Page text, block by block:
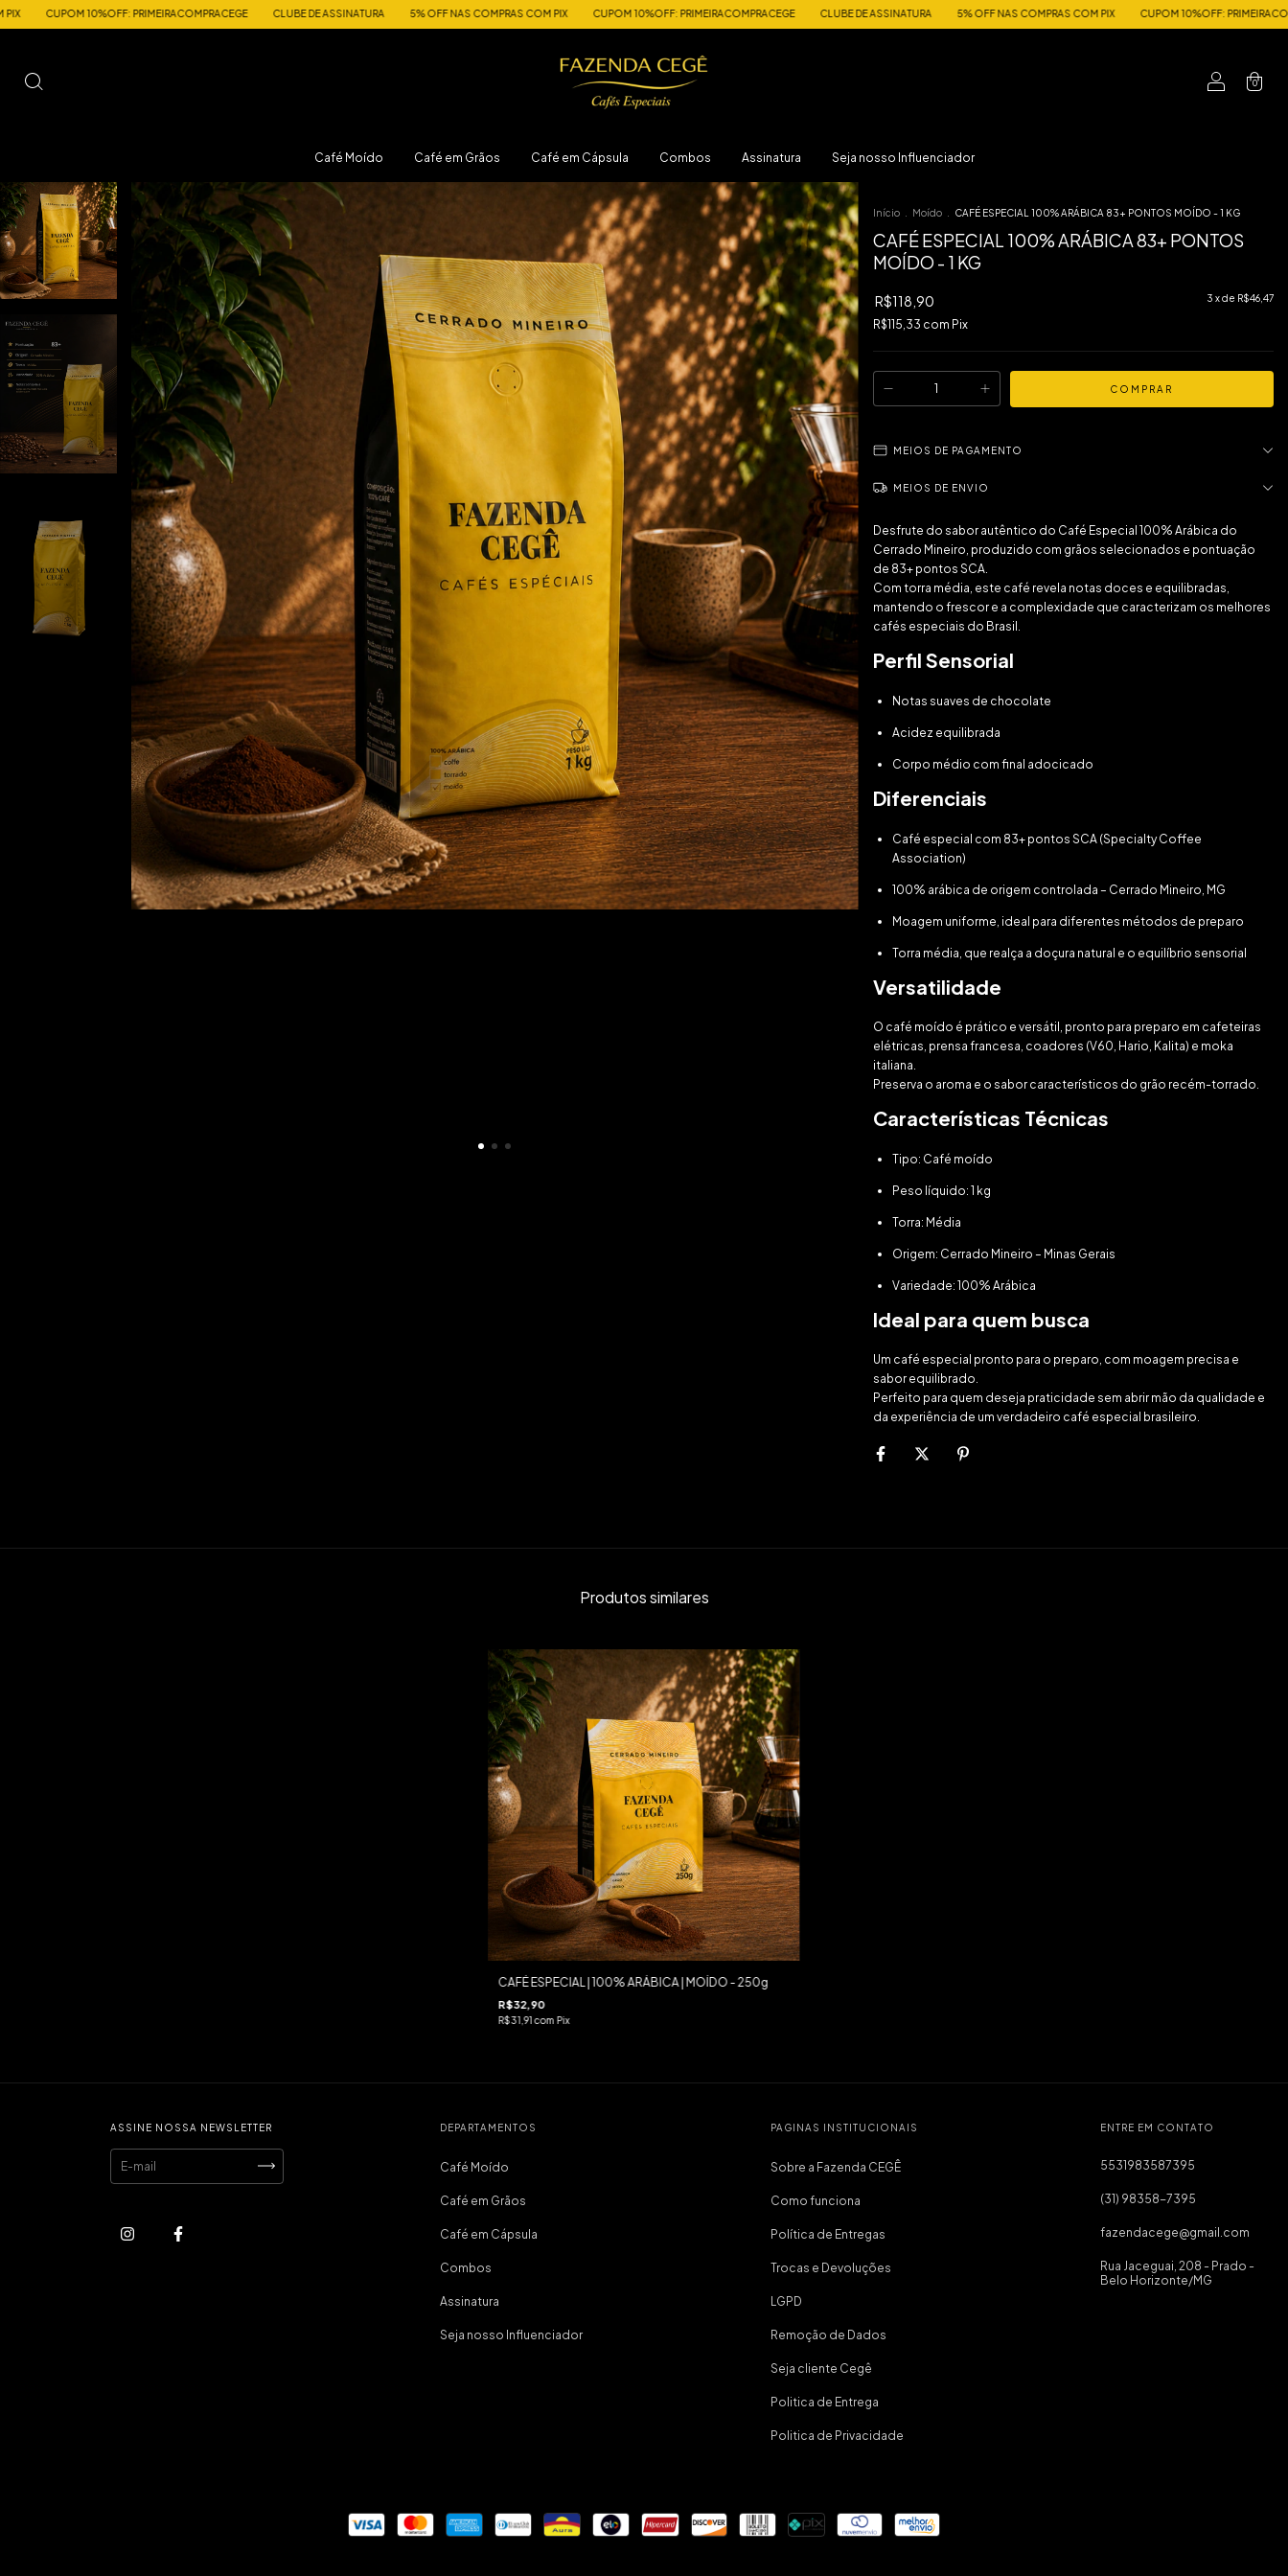
PRIMEIRACOMPRACEGE CLUBE DE ASSINATURA 5% OFF NAS COMPRAS COM PIX CUPOM 10%OFF: PRIMEIRACOMPRACEGE CLUBE DE ASSINATURA 5% OFF NAS COMPRAS COM PIX CUPOM 10%OFF: PRIMEIRACOMPRACEGE
0
Café Moído Café em Grãos Café em Cápsula Combos Assinatura Seja nosso Influenciador
Início Moído CAFÉ ESPECIAL 100% ARÁBICA 83+ PONTOS MOÍDO - 1 KG
CAFÉ ESPECIAL 100% ARÁBICA 83+ PONTOS
MOÍDO - 1 KG
R$118,90 3 x de R$46,47
R$115,33 com Pix
MEIOS DE PAGAMENTO
MEIOS DE ENVIO
Desfrute do sabor autêntico do Café Especial 100% Arábica do
Cerrado Mineiro, produzido com grãos selecionados e pontuação
de 83+ pontos SCA.
Com torra média, este café revela notas doces e equilibradas,
mantendo o frescor e a complexidade que caracterizam os melhores
cafés especiais do Brasil.
Perfil Sensorial
Notas suaves de chocolate
Acidez equilibrada
Corpo médio com final adocicado
Diferenciais
Café especial com 83+ pontos SCA (Specialty Coffee
Association)
100% arábica de origem controlada – Cerrado Mineiro, MG
Moagem uniforme, ideal para diferentes métodos de preparo
Torra média, que realça a doçura natural e o equilíbrio sensorial
Versatilidade
O café moído é prático e versátil, pronto para preparo em cafeteiras
elétricas, prensa francesa, coadores (V60, Hario, Kalita) e moka
italiana.
Preserva o aroma e o sabor característicos do grão recém-torrado.
Características Técnicas
Tipo: Café moído
Peso líquido: 1 kg
Torra: Média
Origem: Cerrado Mineiro – Minas Gerais
Variedade: 100% Arábica
Ideal para quem busca
Um café especial pronto para o preparo, com moagem precisa e
sabor equilibrado.
Perfeito para quem deseja praticidade sem abrir mão da qualidade e
da experiência de um verdadeiro café especial brasileiro.
Produtos similares
CAFÉ ESPECIAL | 100% ARÁBICA | MOÍDO - 250g
R$32,90
R$31,91com Pix
ASSINE NOSSA NEWSLETTER DEPARTAMENTOS
Café Moído
Café em Grãos
Café em Cápsula
Combos
Assinatura
Seja nosso Influenciador
PAGINAS INSTITUCIONAIS
Sobre a Fazenda CEGÊ
Como funciona
Política de Entregas
Trocas e Devoluções
LGPD
Remoção de Dados
Seja cliente Cegê
Politica de Entrega
Politica de Privacidade
ENTRE EM CONTATO
5531983587395
(31) 98358-7395
fazendacege@gmail.com
Rua Jaceguai, 208 - Prado -
Belo Horizonte/MG